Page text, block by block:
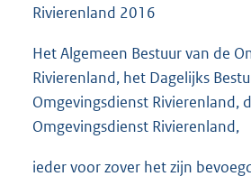
Rivierenland 2016
Het Algemeen Bestuur van de
Rivierenland, het Dagelijks
Omgevingsdienst Rivierenland,
Omgevingsdienst Rivierenland,
ieder voor zover het zijn